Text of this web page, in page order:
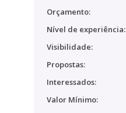
Orçamento:
Nível de experiência:
Visibilidade:
Propostas:
Interessados:
Valor Mínimo: